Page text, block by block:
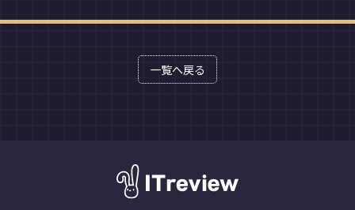
一覧へ戻る